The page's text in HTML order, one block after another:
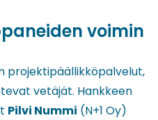
voimin
projektipäällikköpalvelut,
vetäjät. Hankkeen
Pilvi Nummi (N+1 Oy)